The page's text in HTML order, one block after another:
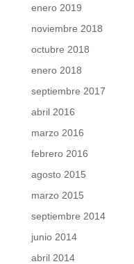
enero 2019
noviembre 2018
octubre 2018
enero 2018
septiembre 2017
abril 2016
marzo 2016
febrero 2016
agosto 2015
marzo 2015
septiembre 2014
junio 2014
abril 2014